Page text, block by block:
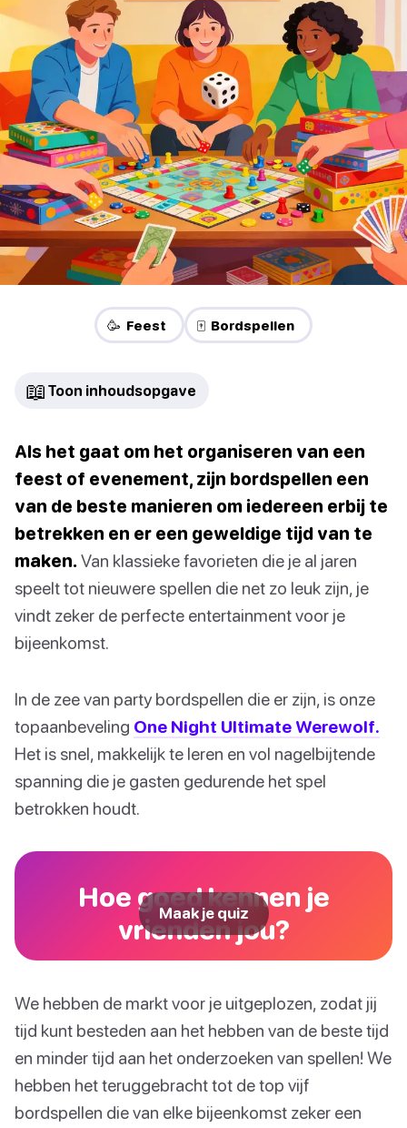
🥳 Feest 🀄 Bordspellen
📖 Toon inhoudsopgave
Als het gaat om het organiseren van een
feest of evenement, zijn bordspellen een
van de beste manieren om iedereen erbij te
betrekken en er een geweldige tijd van te
maken. Van klassieke favorieten die je al jaren
speelt tot nieuwere spellen die net zo leuk zijn, je
vindt zeker de perfecte entertainment voor je
bijeenkomst.
In de zee van party bordspellen die er zijn, is onze
topaanbeveling One Night Ultimate Werewolf.
Het is snel, makkelijk te leren en vol nagelbijtende
spanning die je gasten gedurende het spel
betrokken houdt.
Hoe goed kennen je
vrienden jou?
Maak je quiz
We hebben de markt voor je uitgeplozen, zodat jij
tijd kunt besteden aan het hebben van de beste tijd
en minder tijd aan het onderzoeken van spellen! We
hebben het teruggebracht tot de top vijf
bordspellen die van elke bijeenkomst zeker een